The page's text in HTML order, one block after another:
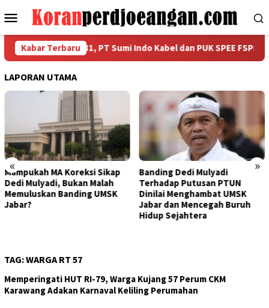
ke
Menu
Mobile
Kabar Terbaru
HUT RI ke-81, PT Sumi Indo Kabel dan PUK SPEE FSPMI Gelar
LAPORAN UTAMA
« »
Banding Dedi Mulyadi
Terhadap Putusan PTUN
Dinilai Menghambat UMSK
Jabar dan Mencegah Buruh
Bapak Aing Mengajukan
Banding, MA Tak Boleh
Mengubur Putusan PTUN
UMSK Jawa Barat
TAG:WARGA RT 57
Memperingati HUT RI-79, Warga Kujang 57 Perum CKM
Karawang Adakan Karnaval Keliling Perumahan